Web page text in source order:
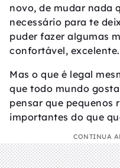
novo, de mudar nada
necessário para te
puder fazer algumas
confortável, excelente.
Mas o que é legal
que todo mundo
pensar que pequenos
importantes do que
CONTINUA